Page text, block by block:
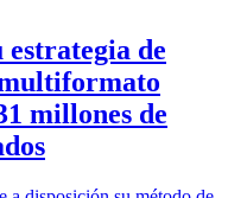
estrategia de
millones de